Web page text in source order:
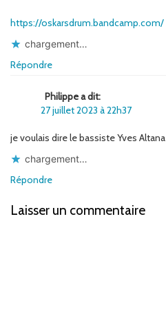
https://oskarsdrum.bandcamp.com/
chargement…
Répondre
Philippe a dit:
27 juillet 2023 à 22h37
je voulais dire le bassiste Yves Altana
chargement…
Répondre
Laisser un commentaire